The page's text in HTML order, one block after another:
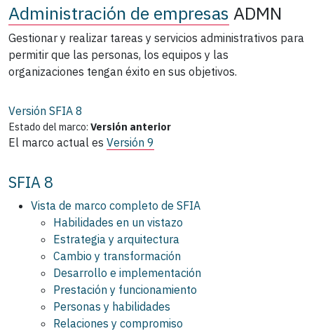
Administración de empresas ADMN
Gestionar y realizar tareas y servicios administrativos para
permitir que las personas, los equipos y las
organizaciones tengan éxito en sus objetivos.
Versión SFIA 8
Estado del marco: Versión anterior
El marco actual es Versión 9
SFIA 8
Vista de marco completo de SFIA
Habilidades en un vistazo
Estrategia y arquitectura
Cambio y transformación
Desarrollo e implementación
Prestación y funcionamiento
Personas y habilidades
Relaciones y compromiso